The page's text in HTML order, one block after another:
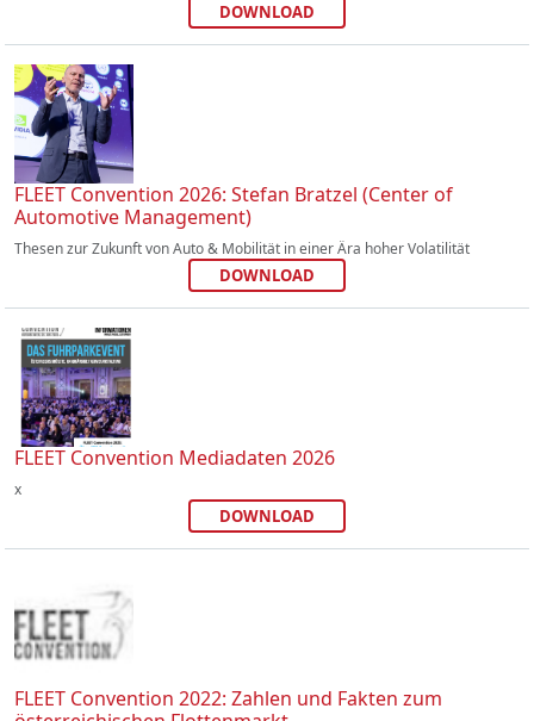
DOWNLOAD
FLEET Convention 2026: Stefan Bratzel (Center of
Automotive Management)
Thesen zur Zukunft von Auto & Mobilität in einer Ära hoher Volatilität
DOWNLOAD
FLEET Convention Mediadaten 2026
x
DOWNLOAD
FLEET Convention 2022: Zahlen und Fakten zum